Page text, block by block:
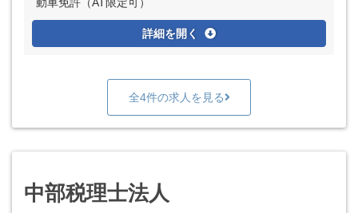
動車免許（AT限定可）
詳細を開く
全4件の求人を見る
中部税理士法人